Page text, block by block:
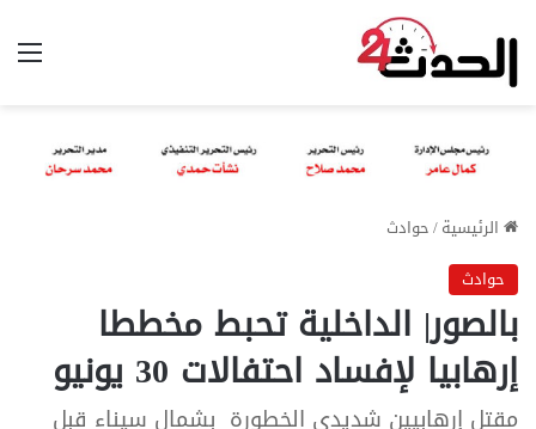
الرئيسية/حوادث
حوادث
بالصور| الداخلية تحبط مخططا
إرهابيا لإفساد احتفالات 30 يونيو
مقتل إرهابيين شديدى الخطورة بشمال سيناء قبل